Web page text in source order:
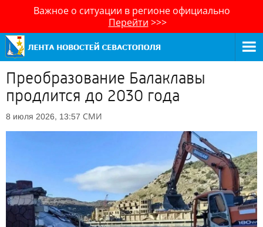
Важное о ситуации в регионе официально
Перейти >>>
Преобразование Балаклавы
продлится до 2030 года
8 июля 2026, 13:57 СМИ